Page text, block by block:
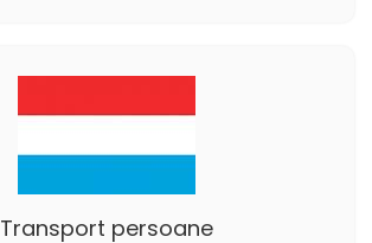
Transport persoane